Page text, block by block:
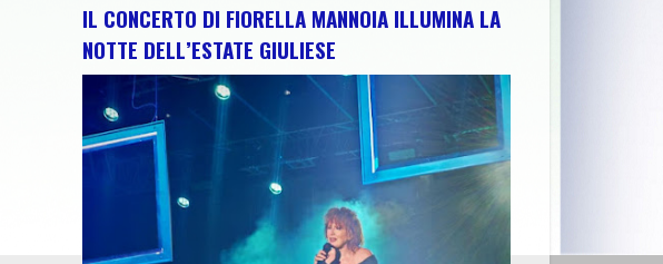
IL CONCERTO DI FIORELLA MANNOIA ILLUMINA LA
NOTTE DELL’ESTATE GIULIESE